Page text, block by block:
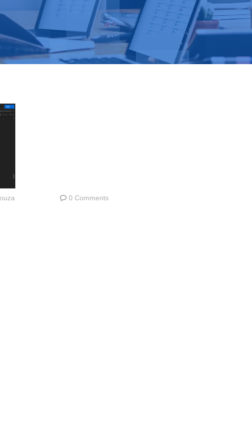
0 Comments